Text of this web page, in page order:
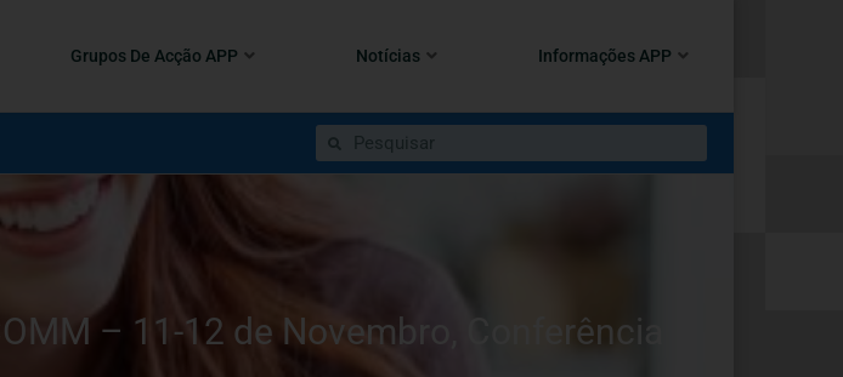
Grupos De Acção APP Notícias Informações APP
– 11-12 de Novembro, Conferência